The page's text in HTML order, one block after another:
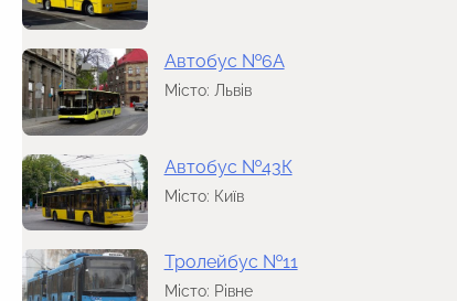
Автобус №6А
Місто: Львів
Автобус №43К
Місто: Київ
Тролейбус №11
Місто: Рівне